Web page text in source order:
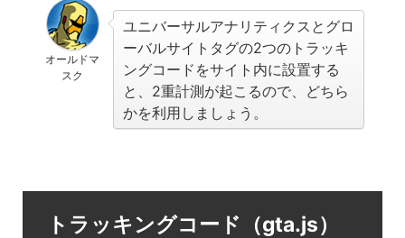
オールドマ
スク
ユニバーサルアナリティクスとグロ
ーバルサイトタグの2つのトラッキ
ングコードをサイト内に設置する
と、2重計測が起こるので、どちら
かを利用しましょう。
トラッキングコード（gta.js）